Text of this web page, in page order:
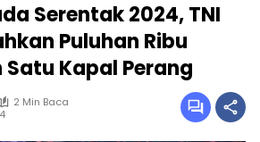
Serentak 2024, TNI
Puluhan Ribu
Satu Kapal Perang
2 Min Baca